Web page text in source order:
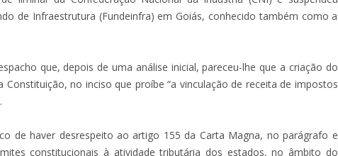
de Infraestrutura (Fundeinfra) em Goiás, conhecido também como a
que, depois de uma análise inicial, pareceu-lhe que a criação do
no inciso que proíbe “a vinculação de receita de impostos
de haver desrespeito ao artigo 155 da Carta Magna, no parágrafo e
constitucionais à atividade tributária dos estados, no âmbito do